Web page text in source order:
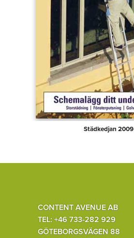
Städkedjan 2009
CONTENT AVENUE AB
TEL: +46 733-282 929
GÖTEBORGSVÄGEN 88